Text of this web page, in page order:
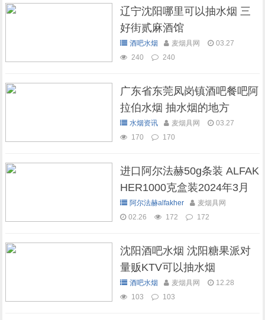
辽宁沈阳哪里可以抽水烟 三
好街贰麻酒馆
酒吧水烟 麦烟具网
03.27
240
240
广东省东莞凤岗镇酒吧餐吧阿
拉伯水烟 抽水烟的地方
水烟资讯 麦烟具网
03.27
170
170
进口阿尔法赫50g条装 ALFAK
HER1000克盒装2024年3月
现货库存
阿尔法赫alfakher
麦烟具网
02.26
172 172
沈阳酒吧水烟 沈阳糖果派对
量贩KTV可以抽水烟
酒吧水烟 麦烟具网
12.28
103
103